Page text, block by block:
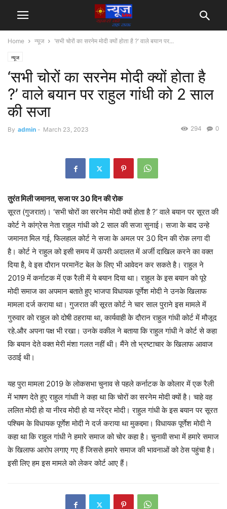
Home न्यूज ‘सभी चोरों का सरनेम मोदी क्यों होता है ?’ वाले बयान पर...
न्यूज
‘सभी चोरों का सरनेम मोदी क्यों होता है
?’ वाले बयान पर राहुल गांधी को 2 साल
की सजा
By admin - March 23, 2023 0
294
तुरंत मिली जमानत, सजा पर 30 दिन की रोक
सूरत (गुजरात)। ‘सभी चोरों का सरनेम मोदी क्यों होता है ?’ वाले बयान पर सूरत की
कोर्ट ने कांग्रेस नेता राहुल गांधी को 2 साल की सजा सुनाई। सजा के बाद उन्हे
जमानत मिल गई, फिलहाल कोर्ट ने सजा के अमल पर 30 दिन की रोक लगा दी
है। कोर्ट ने राहुल को इसी समय में ऊपरी अदालत में अर्जी दाखिल करने का वक्त
दिया है, वे इस दौरान परमानेंट बेल के लिए भी आवेदन कर सकते है। राहुल ने
2019 में कर्नाटक में एक रैली में ये बयान दिया था। राहुल के इस बयान को पूरे
मोदी समाज का अपमान बताते हुए भाजपा विधायक पूर्णेश मोदी ने उनके खिलाफ
मामला दर्ज कराया था। गुजरात की सूरत कोर्ट ने चार साल पुराने इस मामले में
गुरुवार को राहुल को दोषी ठहराया था, कार्यवाही के दौरान राहुल गांधी कोर्ट में मौजूद
रहे.और अपना पक्ष भी रखा। उनके वकील ने बताया कि राहुल गांधी ने कोर्ट से कहा
कि बयान देते वक्त मेरी मंशा गलत नहीं थी। मैंने तो भ्रष्टाचार के खिलाफ आवाज
उठाई थी।
यह पुरा मामला 2019 के लोकसभा चुनाव से पहले कर्नाटक के कोलार में एक रैली
में भाषण देते हुए राहुल गांधाी ने कहा था कि चोरों का सरनेम मोदी क्यों है। चाहे वह
ललित मोदी हो या नीरव मोदी हो या नरेंद्र मोदी। राहुल गांधी के इस बयान पर सूरत
पश्चिम के विधायक पूर्णेश मोदी ने दर्ज कराया था मुकद्दमा। विधायक पूर्णेश मोदी ने
कहा था कि राहुल गांधी ने हमारे समाज को चोर कहा है। चुनावी सभा में हमारे समाज
के खिलाफ आरोप लगाए गए हैं जिससे हमारे समाज की भावनाओं को ठेस पहुंचा है।
इसी लिए हम इस मामले को लेकर कोर्ट आए हैं।